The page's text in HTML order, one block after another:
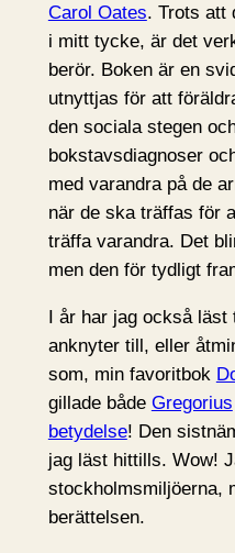
Carol Oates. Trots att
i mitt tycke, är det
berör. Boken är en
utnyttjas för att
den sociala stegen
bokstavsdiagnoser
med varandra på de
när de ska träffas för
träffa varandra. Det
men den för tydligt
I år har jag också
anknyter till, eller
som, min favoritbok
gillade både Gregorius
betydelse! Den
jag läst hittills. Wow!
stockholmsmiljöerna,
berättelsen.